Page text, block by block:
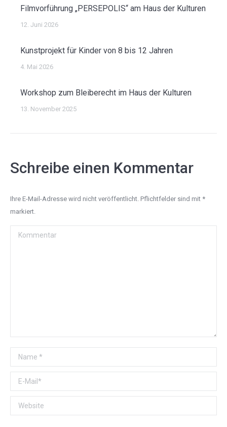
Filmvorführung „PERSEPOLIS“ am Haus der Kulturen
12. Juni 2026
Kunstprojekt für Kinder von 8 bis 12 Jahren
4. Mai 2026
Workshop zum Bleiberecht im Haus der Kulturen
13. November 2025
Schreibe einen Kommentar
Ihre E-Mail-Adresse wird nicht veröffentlicht. Pflichtfelder sind mit *
markiert.
Kommentar
Name *
E-Mail *
Website